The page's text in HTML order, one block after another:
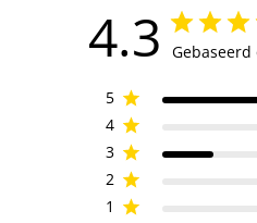
4.3
5
4
3
2
1